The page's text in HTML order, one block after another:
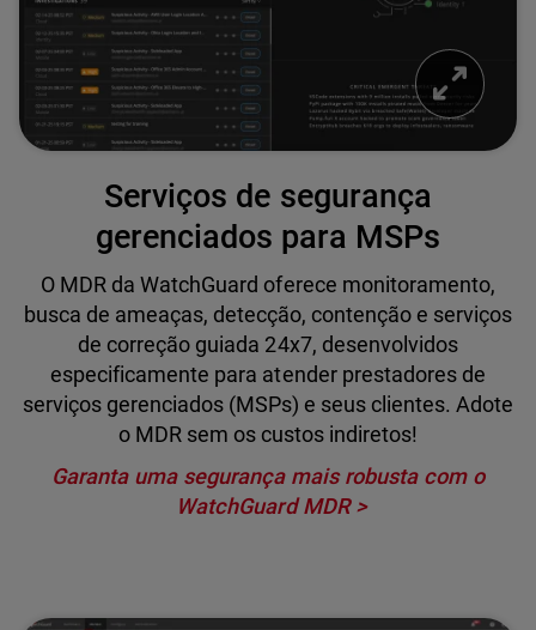
Serviços de segurança
gerenciados para MSPs
O MDR da WatchGuard oferece monitoramento,
busca de ameaças, detecção, contenção e serviços
de correção guiada 24x7, desenvolvidos
especificamente para atender prestadores de
serviços gerenciados (MSPs) e seus clientes. Adote
o MDR sem os custos indiretos!
Garanta uma segurança mais robusta com o
WatchGuard MDR